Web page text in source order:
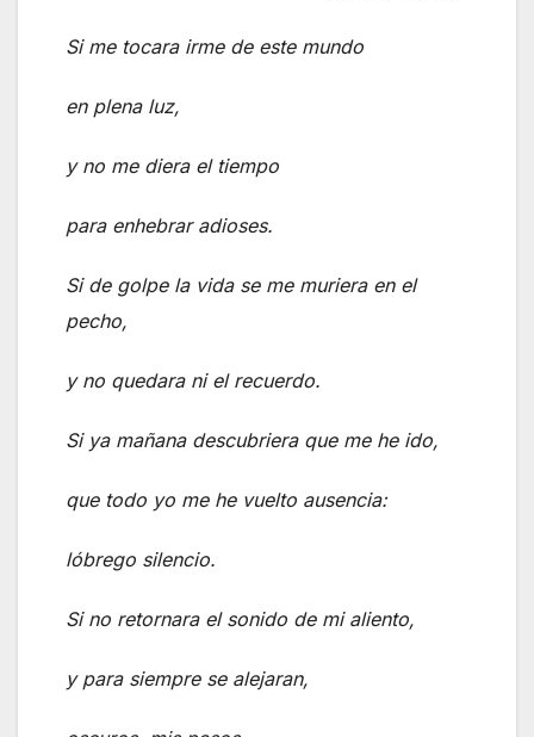
Si me tocara irme de este mundo
en plena luz,
y no me diera el tiempo
para enhebrar adioses.
Si de golpe la vida se me muriera en el
pecho,
y no quedara ni el recuerdo.
Si ya mañana descubriera que me he ido,
que todo yo me he vuelto ausencia:
lóbrego silencio.
Si no retornara el sonido de mi aliento,
y para siempre se alejaran,